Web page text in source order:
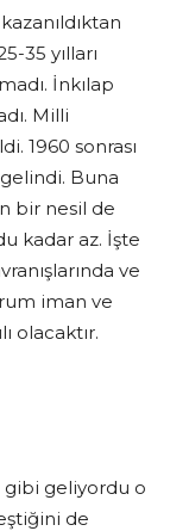
35 yılları
İnkılap
Milli
1960 sonrası
Buna
bir nesil de
kadar az. İşte
ve
iman ve
olacaktır.
gibi geliyordu o
de